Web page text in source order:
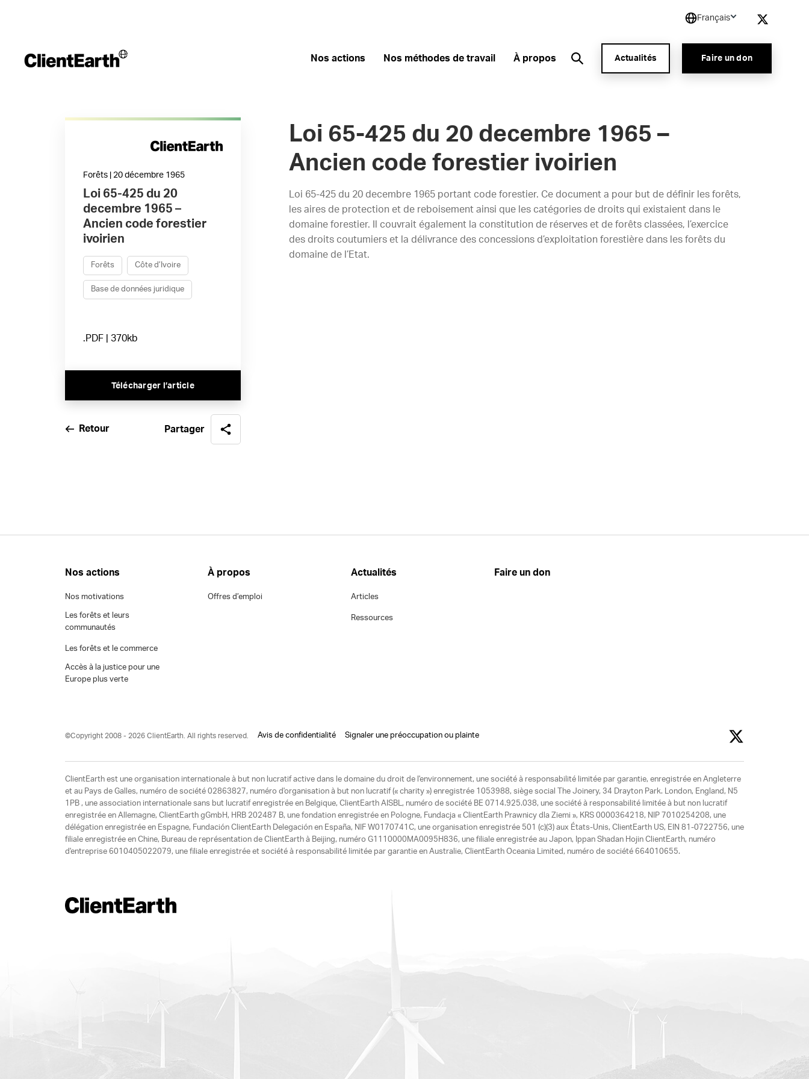
Français
Nos actions Nos méthodes de travail À propos Actualités Faire un don
Forêts | 20 décembre 1965
Loi 65-425 du 20
decembre 1965 –
Ancien code forestier
ivoirien
Forêts Côte d’Ivoire
Base de données juridique
.PDF | 370kb
Télécharger l’article
Retour Partager
Loi 65-425 du 20 decembre 1965 –
Ancien code forestier ivoirien
Loi 65-425 du 20 decembre 1965 portant code forestier. Ce document a pour but de définir les forêts,
les aires de protection et de reboisement ainsi que les catégories de droits qui existaient dans le
domaine forestier. Il couvrait également la constitution de réserves et de forêts classées, l’exercice
des droits coutumiers et la délivrance des concessions d’exploitation forestière dans les forêts du
domaine de l’Etat.
Nos actions
Nos motivations
Les forêts et leurs
communautés
Les forêts et le commerce
Accès à la justice pour une
Europe plus verte
À propos
Offres d’emploi
Actualités
Articles
Ressources
Faire un don
©Copyright 2008 - 2026 ClientEarth. All rights reserved. Avis de confidentialité Signaler une préoccupation ou plainte
ClientEarth est une organisation internationale à but non lucratif active dans le domaine du droit de l'environnement, une société à responsabilité limitée par garantie, enregistrée en Angleterre
et au Pays de Galles, numéro de société 02863827, numéro d'organisation à but non lucratif (« charity ») enregistrée 1053988, siège social The Joinery, 34 Drayton Park. London, England, N5
1PB , une association internationale sans but lucratif enregistrée en Belgique, ClientEarth AISBL, numéro de société BE 0714.925.038, une société à responsabilité limitée à but non lucratif
enregistrée en Allemagne, ClientEarth gGmbH, HRB 202487 B, une fondation enregistrée en Pologne, Fundacja « ClientEarth Prawnicy dla Ziemi », KRS 0000364218, NIP 7010254208, une
délégation enregistrée en Espagne, Fundación ClientEarth Delegación en España, NIF W0170741C, une organisation enregistrée 501 (c)(3) aux États-Unis, ClientEarth US, EIN 81-0722756, une
filiale enregistrée en Chine, Bureau de représentation de ClientEarth à Beijing, numéro G1110000MA0095H836, une filiale enregistrée au Japon, Ippan Shadan Hojin ClientEarth, numéro
d'entreprise 6010405022079, une filiale enregistrée et société à responsabilité limitée par garantie en Australie, ClientEarth Oceania Limited, numéro de société 664010655.